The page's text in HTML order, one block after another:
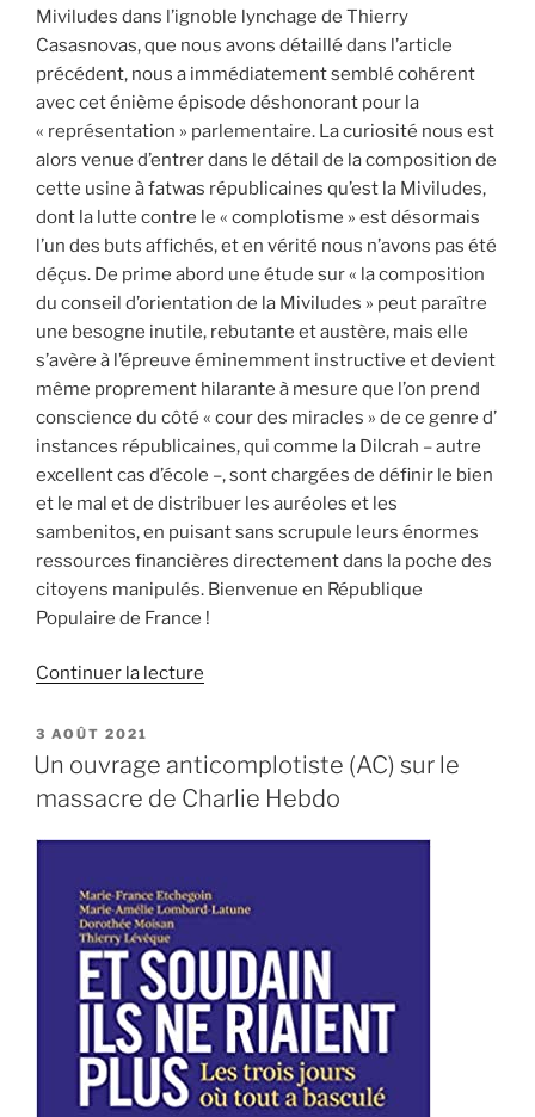
Miviludes dans l’ignoble lynchage de Thierry
Casasnovas, que nous avons détaillé dans l’article
précédent, nous a immédiatement semblé cohérent
avec cet énième épisode déshonorant pour la
« représentation » parlementaire. La curiosité nous est
alors venue d’entrer dans le détail de la composition de
cette usine à fatwas républicaines qu’est la Miviludes,
dont la lutte contre le « complotisme » est désormais
l’un des buts affichés, et en vérité nous n’avons pas été
déçus. De prime abord une étude sur « la composition
du conseil d’orientation de la Miviludes » peut paraître
une besogne inutile, rebutante et austère, mais elle
s’avère à l’épreuve éminemment instructive et devient
même proprement hilarante à mesure que l’on prend
conscience du côté « cour des miracles » de ce genre d’
instances républicaines, qui comme la Dilcrah – autre
excellent cas d’école –, sont chargées de définir le bien
et le mal et de distribuer les auréoles et les
sambenitos, en puisant sans scrupule leurs énormes
ressources financières directement dans la poche des
citoyens manipulés. Bienvenue en République
Populaire de France !
Continuer la lecture
du
conseil
de
Miviludes »
PUBLIÉ
LE
3 AOÛT 2021
Un ouvrage anticomplotiste (AC) sur le
massacre de Charlie Hebdo